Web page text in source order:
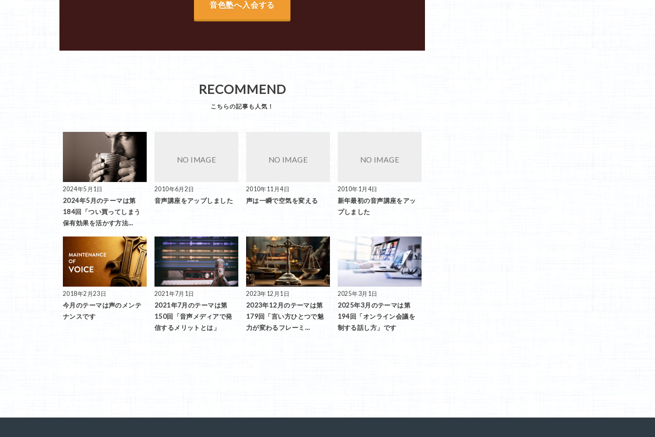
音色塾へ入会する
RECOMMEND
2024年5月1日
2024年5月のテーマは第
184回「つい買ってしまう
保有効果を活かす方法…
2010年6月2日
音声講座をアップしました
2010年11月4日
声は一瞬で空気を変える
2010年1月4日
新年最初の音声講座をアッ
プしました
2018年2月23日
今月のテーマは声のメンテ
ナンスです
2021年7月1日
2021年7月のテーマは第
150回「音声メディアで発
信するメリットとは」
2023年12月1日
2023年12月のテーマは第
179回「言い方ひとつで魅
力が変わるフレーミ…
2025年3月1日
2025年3月のテーマは第
194回「オンライン会議を
制する話し方」です